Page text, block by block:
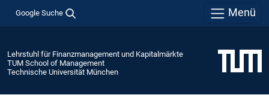
Google Suche Menü
Lehrstuhl für Finanzmanagement und Kapitalmärkte
TUM School of Management
Technische Universität München